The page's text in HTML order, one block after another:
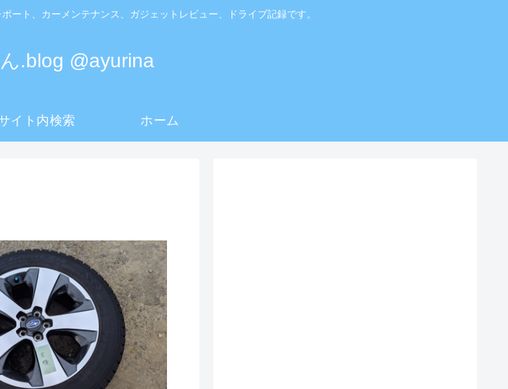
ート、カーメンテナンス、ガジェットレビュー、ドライブ記録です。
.blog @ayurina
イト内検索 ホーム